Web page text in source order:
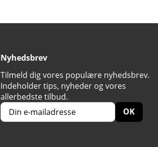
Nyhedsbrev
Tilmeld dig vores populære nyhedsbrev.
Indeholder tips, nyheder og vores
allerbedste tilbud.
OK